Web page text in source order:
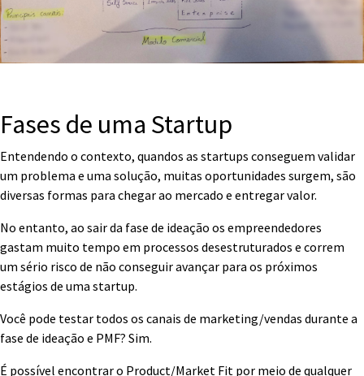
Fases de uma Startup
Entendendo o contexto, quandos as startups conseguem validar
um problema e uma solução, muitas oportunidades surgem, são
diversas formas para chegar ao mercado e entregar valor.
No entanto, ao sair da fase de ideação os empreendedores
gastam muito tempo em processos desestruturados e correm
um sério risco de não conseguir avançar para os próximos
estágios de uma startup.
Você pode testar todos os canais de marketing/vendas durante a
fase de ideação e PMF? Sim.
É possível encontrar o Product/Market Fit por meio de qualquer